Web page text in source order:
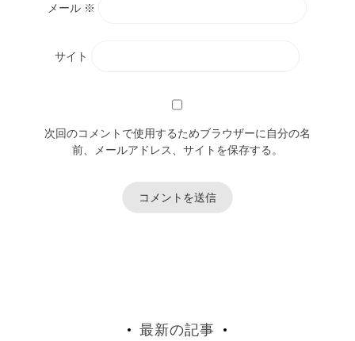
メール ※
サイト
次回のコメントで使用するためブラウザーに自分の名
前、メールアドレス、サイトを保存する。
最新の記事